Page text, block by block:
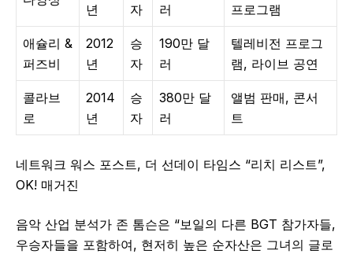
년
자
러
프로그램
애슐리 &
퍼즈비
2012
년
승
자
190만 달
러
텔레비전 프로그
램, 라이브 공연
콜라브
로
2014
년
승
자
380만 달
러
앨범 판매, 콘서
트
네트워크 워스 포스트, 더 선데이 타임스 “리치 리스트”,
OK! 매거진
음악 산업 분석가 존 톰슨은 “보일의 다른 BGT 참가자들,
우승자들을 포함하여, 현저히 높은 순자산은 그녀의 글로